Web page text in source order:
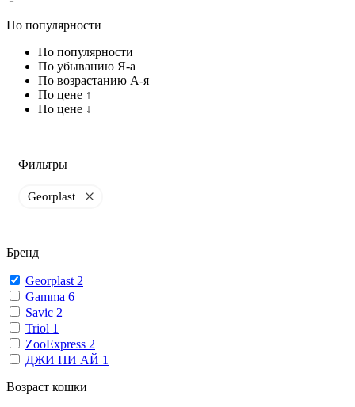
По популярности
По популярности
По убыванию Я-а
По возрастанию А-я
По цене ↑
По цене ↓
Фильтры
Georplast
Бренд
Georplast 2
Gamma 6
Savic 2
Triol 1
ZooExpress 2
ДЖИ ПИ АЙ 1
Возраст кошки